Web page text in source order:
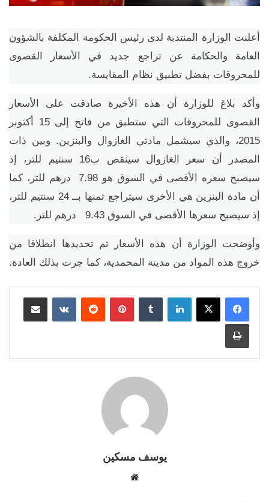
أعلنت الوزارة المنتدبة لدى رئيس الحكومة المكلفة بالشؤون
العامة والحكامة عن تراجع جديد في الأسعار القصوى
للمحروقات بفضل تطبيق نظام المقايسة.
وأكد بلاغ للوزارة أن هذه الأخيرة صادقت على الأسعار
القصوى للمحروقات التي ستطبق من فاتح إلى 15 أكتوبر
2015، والذي سيشمل مادتي الغازوال والبنزين. وبين ذات
المصدر أن سعر الغازوال سينقص ب16 سنتيم للتر، إذ
سيصبح سعره الأقصى في السوق هو 7.98 درهم للتر، كما
أن مادة البنزين هي الأخرى سيتراجع ثمنها بــ 24 سنتيم للتر،
إذ سيصبح سعرها الأقصى في السوق 9.43 درهم للتر.
وأوضحت الوزارة أن هذه الأسعار تم تحديدها انطلاقا من
خروج هذه المواد من مدينة المحمدية، كما جرت بذلك العادة.
لينكدإن بينتيريست مشاركة عبر البريد
طباعة
يوسف مسكين